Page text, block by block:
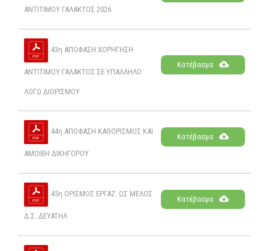
ΑΝΤΙΤΙΜΟΥ ΓΑΛΑΚΤΟΣ 2026
43η ΑΠΟΦΑΣΗ ΧΟΡΗΓΗΣΗ
ΑΝΤΙΤΙΜΟΥ ΓΑΛΑΚΤΟΣ ΣΕ ΥΠΑΛΛΗΛΟ
ΛΟΓΩ ΔΙΟΡΙΣΜΟΥ
Κατέβασμα
44η ΑΠΟΦΑΣΗ ΚΑΘΟΡΙΣΜΟΣ ΚΑΙ
ΑΜΟΙΒΗ ΔΙΚΗΓΟΡΟΥ
Κατέβασμα
45η ΟΡΙΣΜΟΣ ΕΡΓΑΖ. ΩΣ ΜΕΛΟΣ
Δ.Σ. ΔEYATΗΛ
Κατέβασμα